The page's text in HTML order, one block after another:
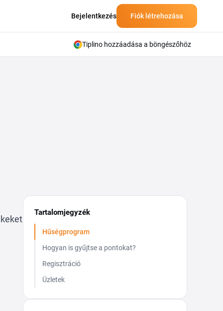
Bejelentkezés Fiók létrehozása
Tiplino hozzáadása a böngészőhöz
Tartalomjegyzék
Hűségprogram
Hogyan is gyűjtse a pontokat?
Regisztráció
Üzletek